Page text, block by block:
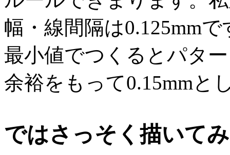
幅・線間隔は0.125mmで
最小値でつくるとパタ
余裕をもって0.15mmと
ではさっそく描いて